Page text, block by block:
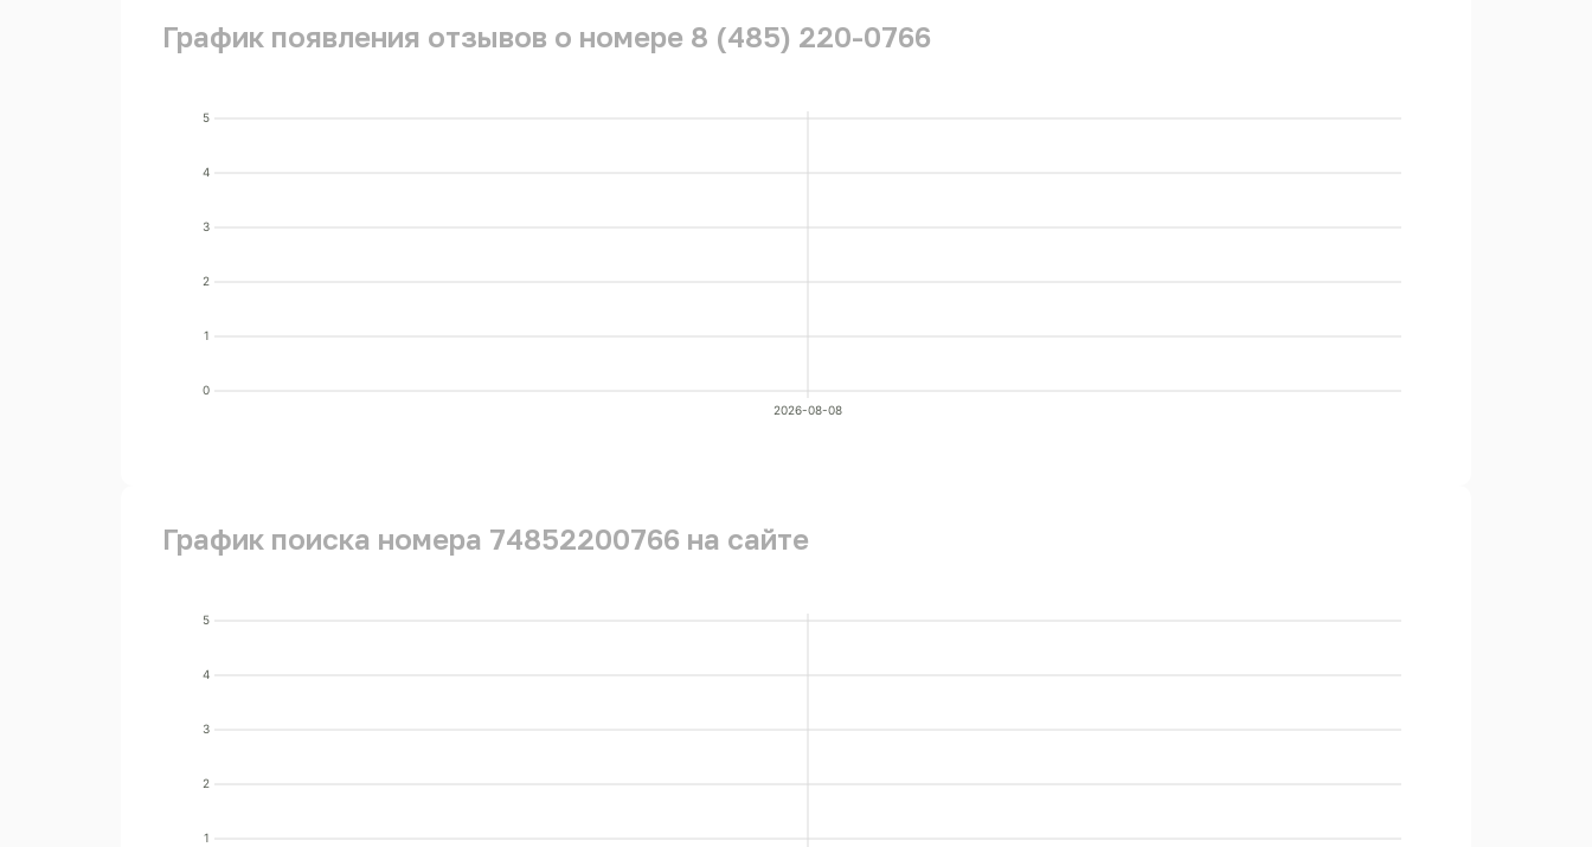
График появления отзывов о номере 8 (485) 220-0766
0
1
2
3
4
5
2026-08-08
График поиска номера 74852200766 на сайте
1
2
3
4
5